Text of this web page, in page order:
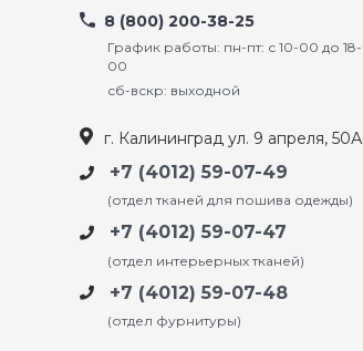
8 (800) 200-38-25
График работы: пн-пт: с 10-00 до 18-
00
сб-вскр: выходной
г. Калининград ул. 9 апреля, 50А
+7 (4012) 59-07-49
(отдел тканей для пошива одежды)
+7 (4012) 59-07-47
(отдел интерьерных тканей)
+7 (4012) 59-07-48
(отдел фурнитуры)